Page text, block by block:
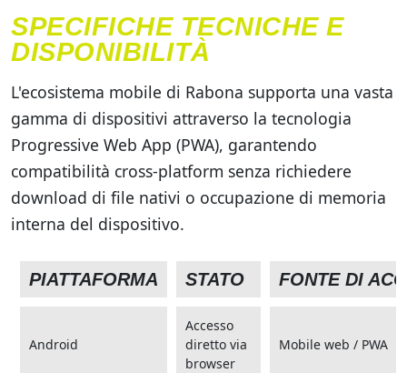
SPECIFICHE TECNICHE E
DISPONIBILITÀ
L'ecosistema mobile di Rabona supporta una vasta
gamma di dispositivi attraverso la tecnologia
Progressive Web App (PWA), garantendo
compatibilità cross-platform senza richiedere
download di file nativi o occupazione di memoria
interna del dispositivo.
PIATTAFORMA STATO FONTE DI
Android
Accesso
diretto via
browser
Mobile web / PWA